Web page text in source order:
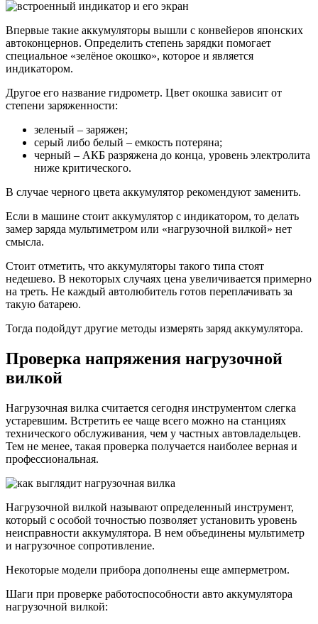
Впервые такие аккумуляторы вышли с конвейеров японских
автоконцернов. Определить степень зарядки помогает
специальное «зелёное окошко», которое и является
индикатором.
Другое его название гидрометр. Цвет окошка зависит от
степени заряженности:
зеленый – заряжен;
серый либо белый – емкость потеряна;
черный – АКБ разряжена до конца, уровень электролита
ниже критического.
В случае черного цвета аккумулятор рекомендуют заменить.
Если в машине стоит аккумулятор с индикатором, то делать
замер заряда мультиметром или «нагрузочной вилкой» нет
смысла.
Стоит отметить, что аккумуляторы такого типа стоят
недешево. В некоторых случаях цена увеличивается примерно
на треть. Не каждый автолюбитель готов переплачивать за
такую батарею.
Тогда подойдут другие методы измерять заряд аккумулятора.
Проверка напряжения нагрузочной
вилкой
Нагрузочная вилка считается сегодня инструментом слегка
устаревшим. Встретить ее чаще всего можно на станциях
технического обслуживания, чем у частных автовладельцев.
Тем не менее, такая проверка получается наиболее верная и
профессиональная.
Нагрузочной вилкой называют определенный инструмент,
который с особой точностью позволяет установить уровень
неисправности аккумулятора. В нем объединены мультиметр
и нагрузочное сопротивление.
Некоторые модели прибора дополнены еще амперметром.
Шаги при проверке работоспособности авто аккумулятора
нагрузочной вилкой: